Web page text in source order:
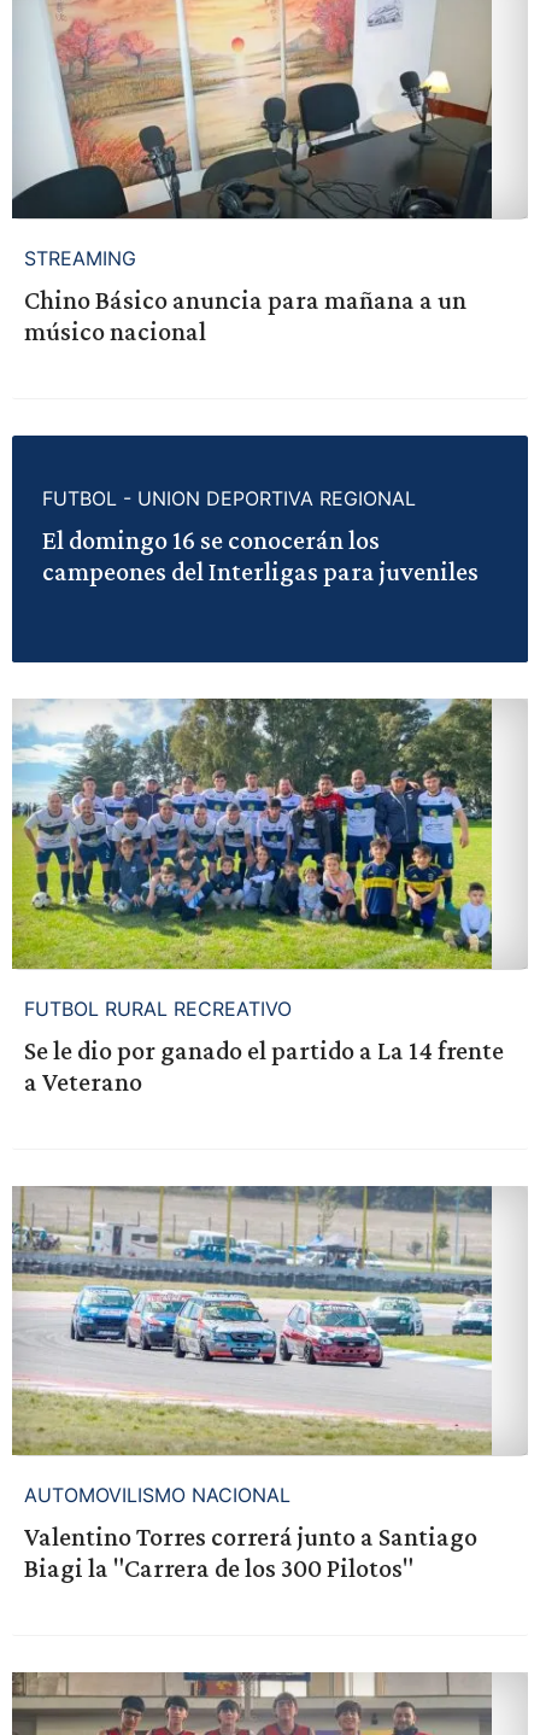
STREAMING
Chino Básico anuncia para mañana a un
músico nacional
FUTBOL - UNION DEPORTIVA REGIONAL
El domingo 16 se conocerán los
campeones del Interligas para juveniles
FUTBOL RURAL RECREATIVO
Se le dio por ganado el partido a La 14 frente
a Veterano
AUTOMOVILISMO NACIONAL
Valentino Torres correrá junto a Santiago
Biagi la "Carrera de los 300 Pilotos"